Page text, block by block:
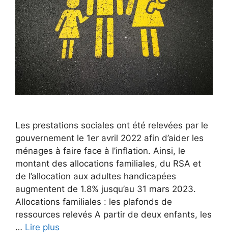
Les prestations sociales ont été relevées par le
gouvernement le 1er avril 2022 afin d’aider les
ménages à faire face à l’inflation. Ainsi, le
montant des allocations familiales, du RSA et
de l’allocation aux adultes handicapées
augmentent de 1.8% jusqu’au 31 mars 2023.
Allocations familiales : les plafonds de
ressources relevés A partir de deux enfants, les
… Lire plus